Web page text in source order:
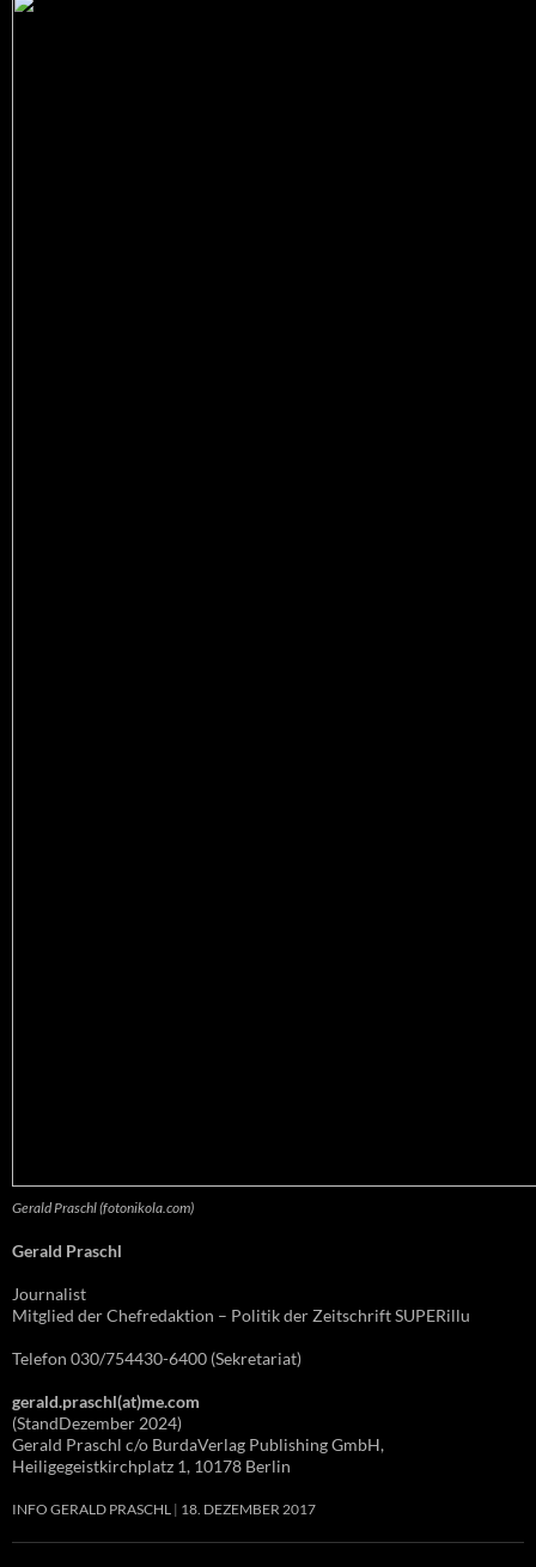
Gerald Praschl (fotonikola.com)
Gerald Praschl
Journalist
Mitglied der Chefredaktion – Politik der Zeitschrift SUPERillu
Telefon 030/754430-6400 (Sekretariat)
gerald.praschl(at)me.com
(StandDezember 2024)
Gerald Praschl c/o BurdaVerlag Publishing GmbH,
Heiligegeistkirchplatz 1, 10178 Berlin
INFO GERALD PRASCHL 18. DEZEMBER 2017